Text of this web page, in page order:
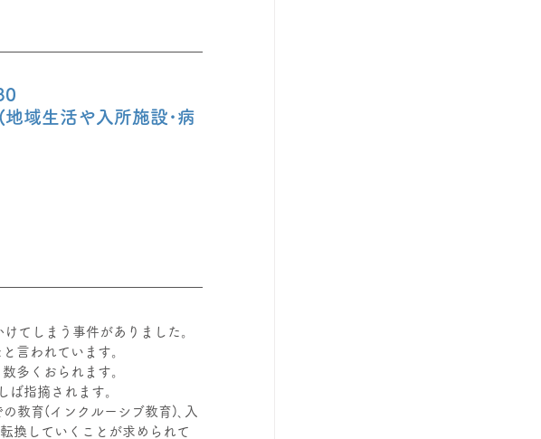
域生活や入所施設･病
てしまう事件がありました。
言われています。
多くおられます。
ば指摘されます。
教育(インクルーシブ教育)､入
換していくことが求められて